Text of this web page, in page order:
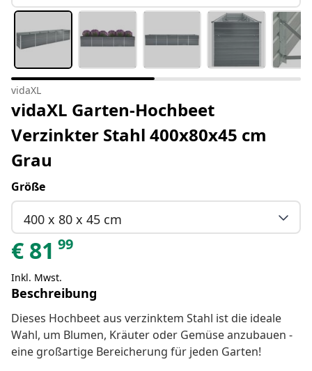
vidaXL
vidaXL Garten-Hochbeet
Verzinkter Stahl 400x80x45 cm
Grau
Größe
400 x 80 x 45 cm
€ 81 99
Inkl. Mwst.
Beschreibung
Dieses Hochbeet aus verzinktem Stahl ist die ideale
Wahl, um Blumen, Kräuter oder Gemüse anzubauen -
eine großartige Bereicherung für jeden Garten!